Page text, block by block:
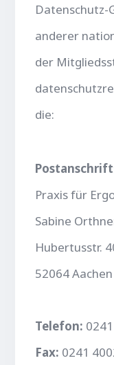
Datenschutz-
anderer
der
die:
Postanschrift
Praxis für
Sabine
Hubertusstr.
52064 Aachen
Telefon:
Fax: 0241